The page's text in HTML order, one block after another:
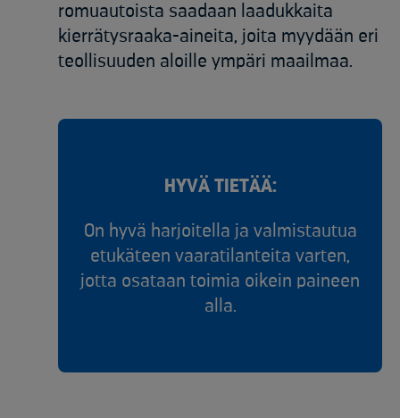
romuautoista saadaan laadukkaita
kierrätysraaka-aineita, joita myydään eri
teollisuuden aloille ympäri maailmaa.
HYVÄ TIETÄÄ:
On hyvä harjoitella ja valmistautua
etukäteen vaaratilanteita varten,
jotta osataan toimia oikein paineen
alla.